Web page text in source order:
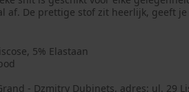
af. De prettige stof zit heerlijk, geeft
5% Elastaan
- Dzmitry Dubinets, adres: ul. 29